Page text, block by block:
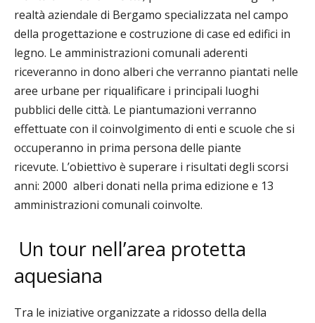
realtà aziendale di Bergamo specializzata nel campo
della progettazione e costruzione di case ed edifici in
legno. Le amministrazioni comunali aderenti
riceveranno in dono alberi che verranno piantati nelle
aree urbane per riqualificare i principali luoghi
pubblici delle città. Le piantumazioni verranno
effettuate con il coinvolgimento di enti e scuole che si
occuperanno in prima persona delle piante
ricevute. L’obiettivo è superare i risultati degli scorsi
anni: 2000 alberi donati nella prima edizione e 13
amministrazioni comunali coinvolte.
Un tour nell’area protetta
aquesiana
Tra le iniziative organizzate a ridosso della della